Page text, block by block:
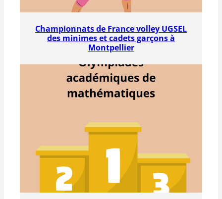
Championnats de France volley UGSEL
des minimes et cadets garçons à
Montpellier